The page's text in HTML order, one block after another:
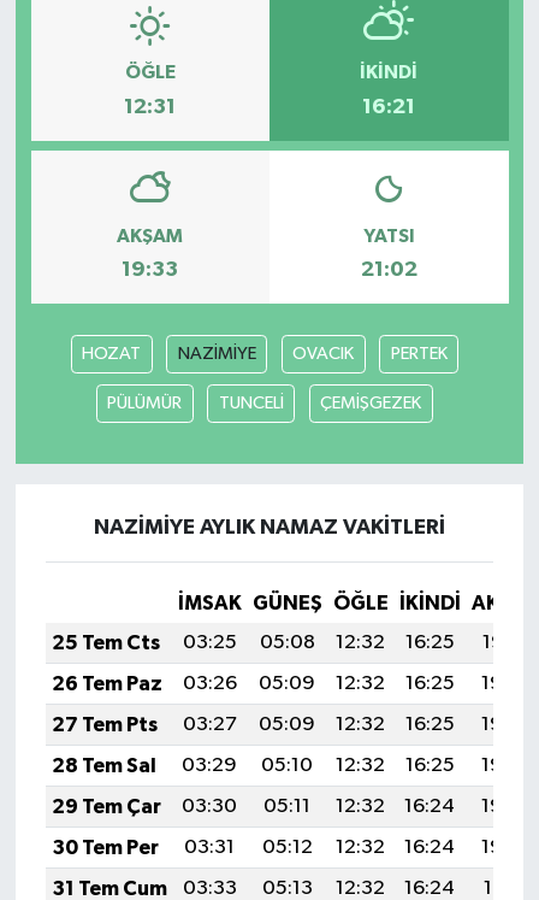
ÖĞLE
12:31
İKINDI
16:21
AKŞAM
19:33
YATSI
21:02
HOZAT NAZİMİYE OVACIK PERTEK
PÜLÜMÜR TUNCELİ ÇEMİŞGEZEK
NAZİMİYE AYLIK NAMAZ VAKITLERI
İMSAK GÜNEŞ ÖĞLE İKINDI
25 Tem Cts
03:25 05:08 12:32 16:25
19:47
26 Tem Paz
03:26 05:09 12:32 16:25
19:46
27 Tem Pts
03:27 05:09 12:32 16:25
19:45
28 Tem Sal
03:29 05:10 12:32 16:25
19:44
29 Tem Çar
03:30 05:11 12:32 16:24
19:43
30 Tem Per
03:31 05:12 12:32 16:24
19:42
31 Tem Cum
03:33 05:13 12:32 16:24
19:41
Siyaset
Yerel